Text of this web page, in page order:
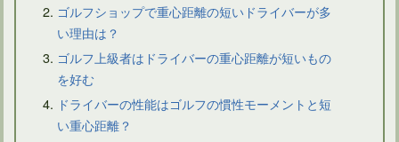
ドライバーは国内外のメーカーによって特徴的な違いはあるか
ゴルフショップで重心距離の短いドライバーが多
い理由は？
ゴルフ上級者はドライバーの重心距離が短いもの
を好む
ドライバーの性能はゴルフの慣性モーメントと短
い重心距離？